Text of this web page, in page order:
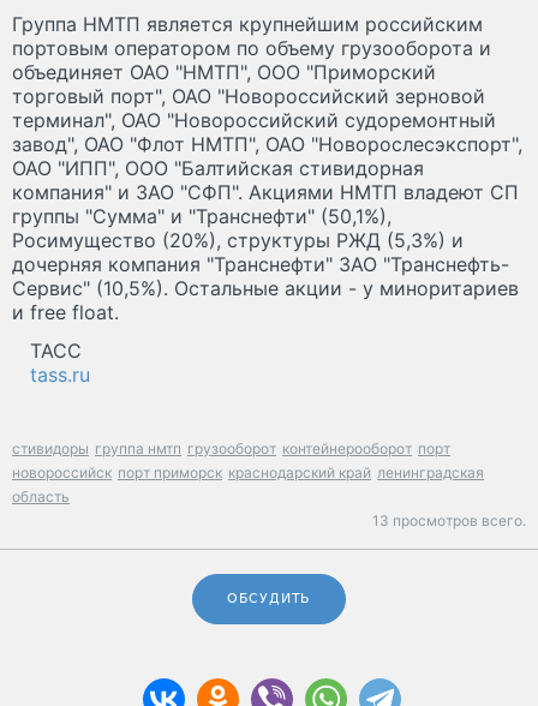
Группа НМТП является крупнейшим российским
портовым оператором по объему грузооборота и
объединяет ОАО "НМТП", ООО "Приморский
торговый порт", ОАО "Новороссийский зерновой
терминал", ОАО "Новороссийский судоремонтный
завод", ОАО "Флот НМТП", ОАО "Новорослесэкспорт",
ОАО "ИПП", ООО "Балтийская стивидорная
компания" и ЗАО "СФП". Акциями НМТП владеют СП
группы "Сумма" и "Транснефти" (50,1%),
Росимущество (20%), структуры РЖД (5,3%) и
дочерняя компания "Транснефти" ЗАО "Транснефть-
Сервис" (10,5%). Остальные акции - у миноритариев
и free float.
ТАСС
tass.ru
стивидоры группа нмтп грузооборот контейнерооборот порт
новороссийск порт приморск краснодарский край ленинградская
область
13 просмотров всего.
ОБСУДИТЬ